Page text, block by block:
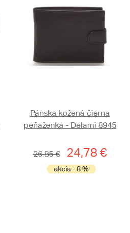
Pánska kožená čierna
peňaženka - Delami 8945
26,85 € 24,78 €
akcia - 8 %